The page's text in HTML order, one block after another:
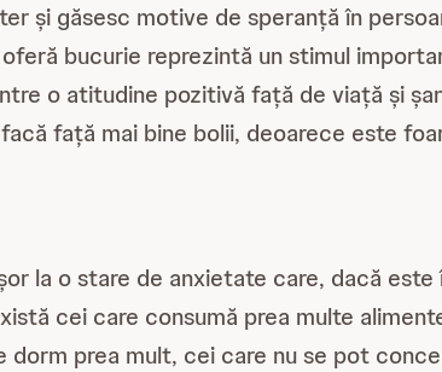
și găsesc motive de speranță în
bucurie reprezintă un stimul
o atitudine pozitivă față de viață și
față mai bine bolii, deoarece este
la o stare de anxietate care, dacă
cei care consumă prea multe
prea mult, cei care nu se pot